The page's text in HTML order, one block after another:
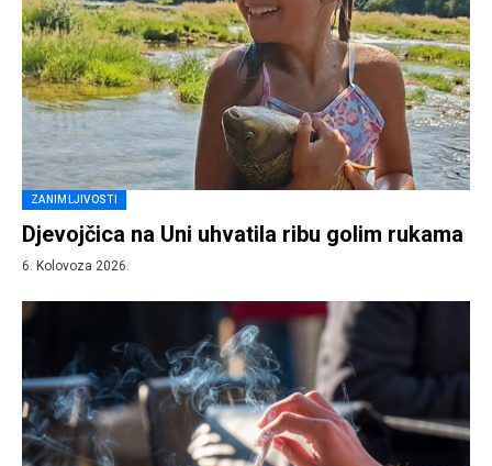
ZANIMLJIVOSTI
Djevojčica na Uni uhvatila ribu golim rukama
6. Kolovoza 2026.